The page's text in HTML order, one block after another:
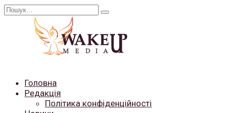
Перейти
Search
Головна
Редакція
Політика конфіденційності